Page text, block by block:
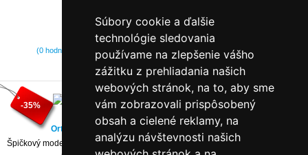
Súbory cookie a ďalšie
technológie sledovania
používame na zlepšenie vášho
zážitku z prehliadania našich
webových stránok, na to, aby sme
vám zobrazovali prispôsobený
obsah a cielené reklamy, na
analýzu návštevnosti našich
(0 hodnotení)
od 1.327,30 €
2.042,00 €
-35%
Ortopedický taštičkový matrac Exclusive - model X7
Špičkový model matraca s maximálnym počtom nezávislých pružín na jednotku